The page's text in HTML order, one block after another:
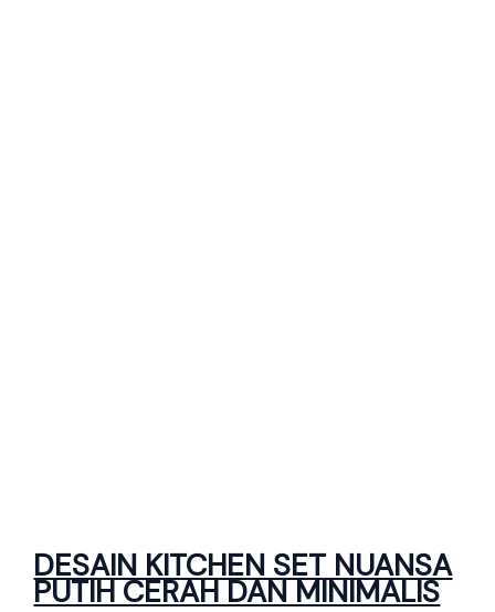
DESAIN KITCHEN SET NUANSA
PUTIH CERAH DAN MINIMALIS